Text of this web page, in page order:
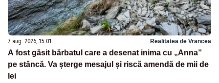
7 aug. 2026, 15:01 Realitatea de Vrancea
A fost găsit bărbatul care a desenat inima cu „Anna”
pe stâncă. Va șterge mesajul și riscă amendă de mii de
lei